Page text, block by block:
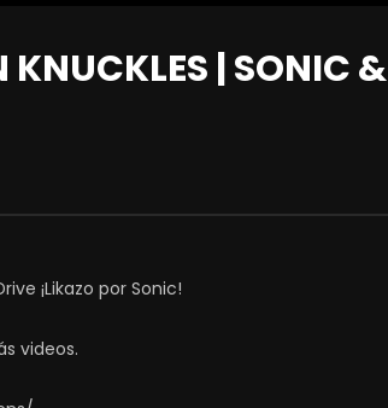
| SONIC &
¡Likazo por Sonic!
videos.